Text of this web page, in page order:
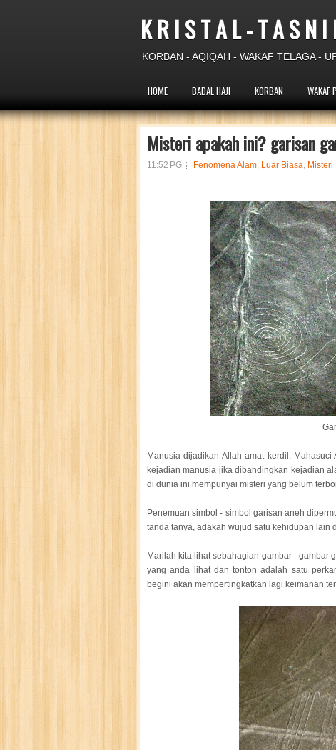
K R I S T A L - T A S N I
KORBAN - AQIQAH - WAKAF TELAGA -
HOME BADAL HAJI KORBAN WAKAF
Misteri apakah ini? garisan
11:52 PG Fenomena Alam, Luar Biasa, Misteri
Manusia dijadikan Allah amat kerdil.
kejadian manusia jika dibandingkan kejadian
di dunia ini mempunyai misteri yang belum
Penemuan simbol - simbol garisan aneh
tanda tanya, adakah wujud satu kehidupan lain
Marilah kita lihat sebahagian gambar - gambar
yang anda lihat dan tonton adalah satu
begini akan mempertingkatkan lagi keimanan